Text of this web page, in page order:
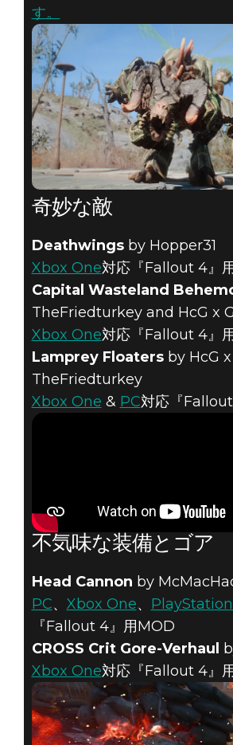
す。
奇妙な敵
Deathwingsby Hopper31
Xbox One対応『Fallout 4』
Capital Wasteland
TheFriedturkey and HcG x
Xbox One対応『Fallout 4』
Lamprey Floatersby HcG
TheFriedturkey
Xbox One & PC対応『
不気味な装備とゴア
Head Cannon by
PC、 Xbox One、
『Fallout 4』用MOD
CROSS Crit Gore-Verhaul
Xbox One対応『Fallout 4』